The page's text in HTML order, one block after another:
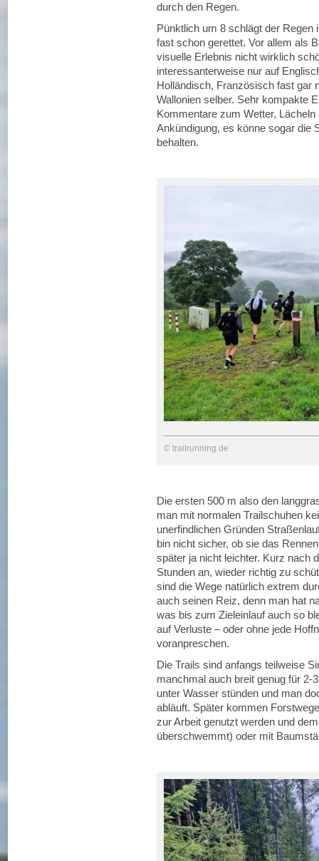
durch den Regen.
Pünktlich um 8 schlägt der Regen
fast schon gerettet. Vor allem als
visuelle Erlebnis nicht wirklich
interessanterweise nur auf
Holländisch, Französisch fast gar
Wallonien selber. Sehr kompakte
Kommentare zum Wetter,
Ankündigung, es könne sogar die
behalten.
© trailrunning.de
Die ersten 500 m also den
man mit normalen Trailschuhen
unerfindlichen Gründen
bin nicht sicher, ob sie das
später ja nicht leichter. Kurz nach
Stunden an, wieder richtig zu
sind die Wege natürlich extrem
auch seinen Reiz, denn man hat
was bis zum Zieleinlauf auch so
auf Verluste – oder ohne jede
voranpreschen.
Die Trails sind anfangs teilweise
manchmal auch breit genug für 2-
unter Wasser stünden und man
abläuft. Später kommen
zur Arbeit genutzt werden und
überschwemmt) oder mit